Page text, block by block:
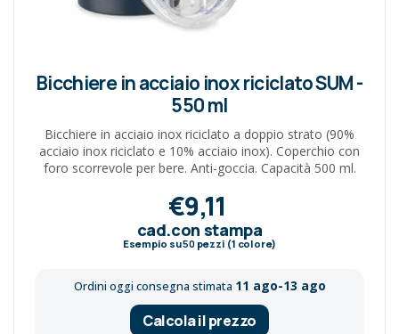
Bicchiere in acciaio inox riciclato SUM -
550 ml
Bicchiere in acciaio inox riciclato a doppio strato (90%
acciaio inox riciclato e 10% acciaio inox). Coperchio con
foro scorrevole per bere. Anti-goccia. Capacità 500 ml.
€9,11
cad.con stampa
Esempio su50pezzi (1 colore)
Ordini oggi consegna stimata 11 ago-13 ago
Calcola il prezzo